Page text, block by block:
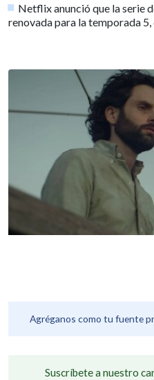
Netflix anunció que la serie
renovada para la temporada 5,
Agréganos como tu fuente
Suscríbete a nuestro